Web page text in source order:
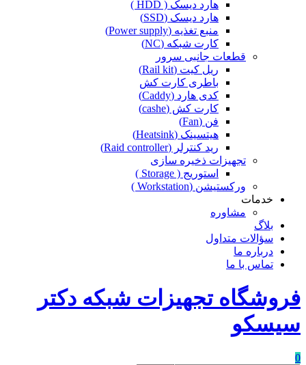
هارد دیسک ( HDD )
هارد دیسک (SSD)
منبع تغذیه (Power supply)
کارت شبکه (NC)
قطعات جانبی سرور
ریل کیت (Rail kit)
باطری کارت کش
کدی هارد (Caddy)
کارت کش (cashe)
فن (Fan)
هیتسینک (Heatsink)
رید کنترلر (Raid controller)
تجهیزات ذخیره سازی
استوریج ( Storage )
ورکستیشن (Workstation )
خدمات
مشاوره
بلاگ
سؤالات متداول
درباره ما
تماس با ما
فروشگاه تجهیزات شبکه دکتر
سیسکو
0